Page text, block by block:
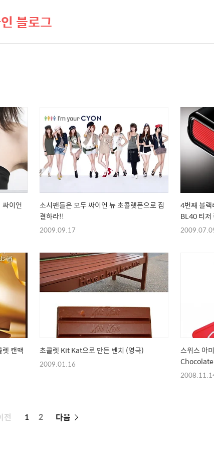
블로그
이언
소시팬들은 모두 싸이언 뉴 초콜렛폰으로 집
결하라!!
2009.09.17
4번째 블
BL40 티저
캔맥
초콜렛 Kit Kat으로 만든 벤치 (영국)
2009.01.16
스위스 아
페
전 1 2 다음